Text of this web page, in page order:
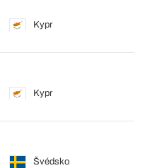
Kypr
Kypr
Švédsko